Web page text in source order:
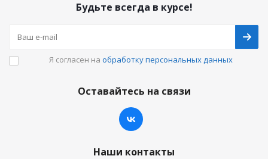
Будьте всегда в курсе!
Я согласен на обработку персональных данных
Оставайтесь на связи
Наши контакты